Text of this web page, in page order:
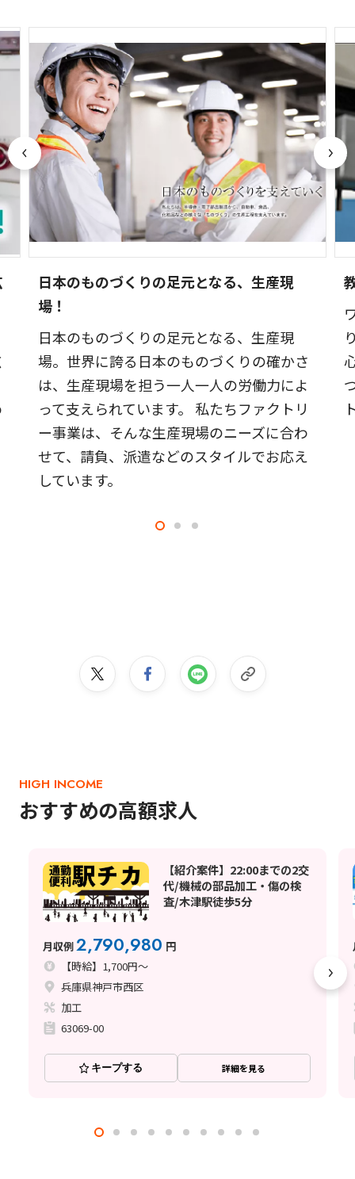
日本のものづくりの足元となる、生産現
場！
日本のものづくりの足元となる、生産現
場。世界に誇る日本のものづくりの確かさ
は、生産現場を担う一人一人の労働力によ
って支えられています。 私たちファクトリ
ー事業は、そんな生産現場のニーズに合わ
せて、請負、派遣などのスタイルでお応え
しています。
HIGH INCOME
おすすめの高額求人
【紹介案件】22:00までの2交
代/機械の部品加工・傷の検
査/木津駅徒歩5分
月収例2,790,980 円
【時給】1,700円～
兵庫県神戸市西区
加工
63069-00
キープする 詳細を見る